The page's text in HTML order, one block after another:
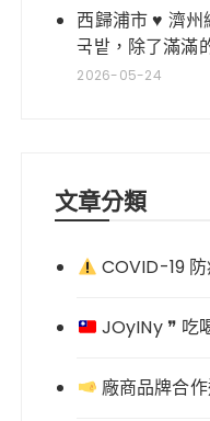
西歸浦市 ♥ 濟州
국밭，除了滿滿
2026-05-24
文章分類
COVID-19
JOyINy ❞ 吃
廠商品牌合